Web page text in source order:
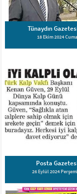
Tünaydın
18 Ekim 2024 Cuma
Posta
26 Eylül 2024